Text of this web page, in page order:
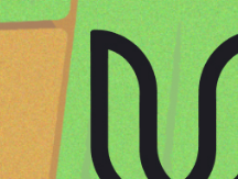
Пароль
Номер